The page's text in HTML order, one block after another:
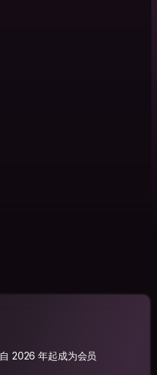
自 2026 年起成为会员